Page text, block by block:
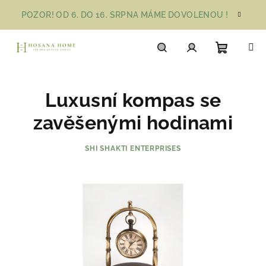
obsah
POZOR! OD 6. DO 16. SRPNA MÁME DOVOLENOU !
košík
Luxusní kompas se
zavěšenými hodinami
SHI SHAKTI ENTERPRISES